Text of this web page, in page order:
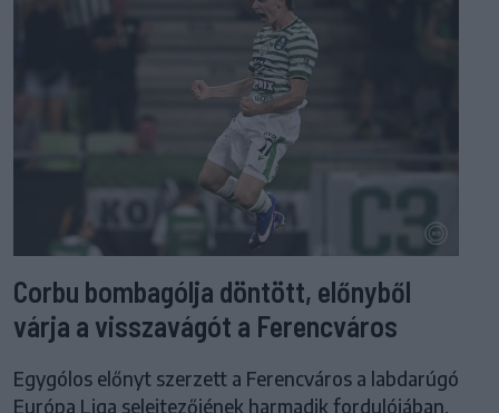
Corbu bombagólja döntött, előnyből
várja a visszavágót a Ferencváros
Egygólos előnyt szerzett a Ferencváros a labdarúgó
Európa Liga selejtezőjének harmadik fordulójában.